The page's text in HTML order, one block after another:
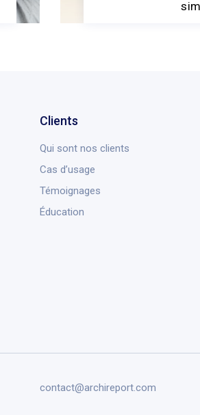
Clients
Qui sont nos clients
Cas d’usage
Témoignages
Éducation
contact@archireport.com